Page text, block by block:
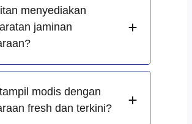
menyediakan
jaminan
modis dengan
fresh dan terkini?